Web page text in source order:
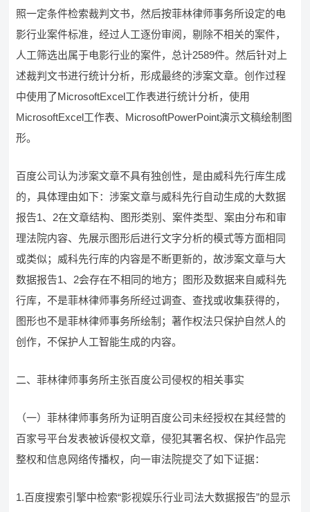
照一定条件检索裁判文书，然后按菲林律师事务所设定的电
影行业案件标准，经过人工逐份审阅，剔除不相关的案件，
人工筛选出属于电影行业的案件，总计2589件。然后针对上
述裁判文书进行统计分析，形成最终的涉案文章。创作过程
中使用了MicrosoftExcel工作表进行统计分析，使用
MicrosoftExcel工作表、MicrosoftPowerPoint演示文稿绘制图
形。
百度公司认为涉案文章不具有独创性，是由威科先行库生成
的，具体理由如下：涉案文章与威科先行自动生成的大数据
报告1、2在文章结构、图形类别、案件类型、案由分布和审
理法院内容、先展示图形后进行文字分析的模式等方面相同
或类似；威科先行库的内容是不断更新的，故涉案文章与大
数据报告1、2会存在不相同的地方；图形及数据来自威科先
行库，不是菲林律师事务所经过调查、查找或收集获得的，
图形也不是菲林律师事务所绘制；著作权法只保护自然人的
创作，不保护人工智能生成的内容。
二、菲林律师事务所主张百度公司侵权的相关事实
（一）菲林律师事务所为证明百度公司未经授权在其经营的
百家号平台发表被诉侵权文章，侵犯其署名权、保护作品完
整权和信息网络传播权，向一审法院提交了如下证据：
1.百度搜索引擎中检索“影视娱乐行业司法大数据报告”的显示